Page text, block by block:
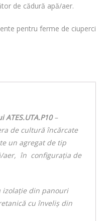
de cădură apă/aer.
pentru ferme de ciuperci
–
de cultură încărcate
un agregat de tip
aer, în configuraţia de
din panouri
cu înveliş din